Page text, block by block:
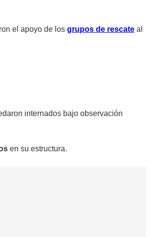
el apoyo de los grupos de rescate al
internados bajo observación
en su estructura.